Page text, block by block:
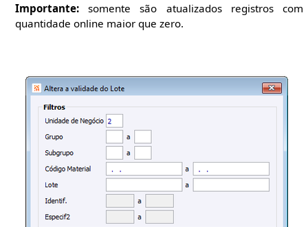
Importante: somente são atualizados registros com
quantidade online maior que zero.